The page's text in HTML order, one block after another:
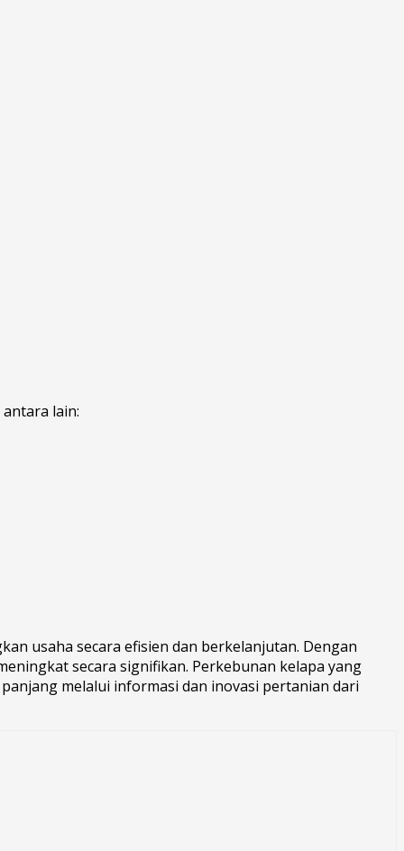
lain:
usaha secara efisien dan berkelanjutan. Dengan
secara signifikan. Perkebunan kelapa yang
melalui informasi dan inovasi pertanian dari